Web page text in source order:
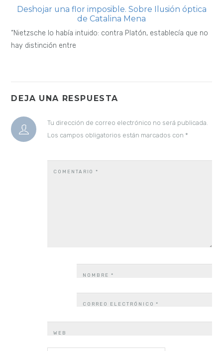
Deshojar una flor imposible. Sobre Ilusión óptica
de Catalina Mena
“Nietzsche lo había intuido: contra Platón, establecía que no
hay distinción entre
DEJA UNA RESPUESTA
Tu dirección de correo electrónico no será publicada.
Los campos obligatorios están marcados con *
COMENTARIO*
NOMBRE*
CORREO ELECTRÓNICO*
WEB